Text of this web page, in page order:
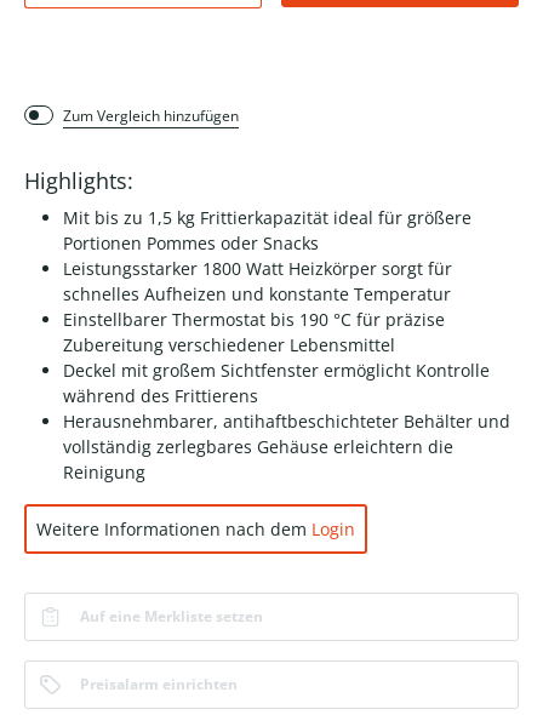
Zum Vergleich hinzufügen
Highlights:
Mit bis zu 1,5 kg Frittierkapazität ideal für größere
Portionen Pommes oder Snacks
Leistungsstarker 1800 Watt Heizkörper sorgt für
schnelles Aufheizen und konstante Temperatur
Einstellbarer Thermostat bis 190 °C für präzise
Zubereitung verschiedener Lebensmittel
Deckel mit großem Sichtfenster ermöglicht Kontrolle
während des Frittierens
Herausnehmbarer, antihaftbeschichteter Behälter und
vollständig zerlegbares Gehäuse erleichtern die
Reinigung
Weitere Informationen nach dem Login
Auf eine Merkliste setzen
Preisalarm einrichten